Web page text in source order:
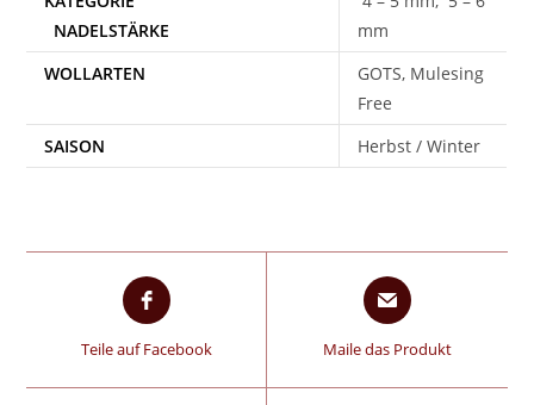
mm
WOLLARTEN
GOTS, Mulesing
Free
SAISON
Herbst / Winter
Teile auf Facebook Maile das Produkt